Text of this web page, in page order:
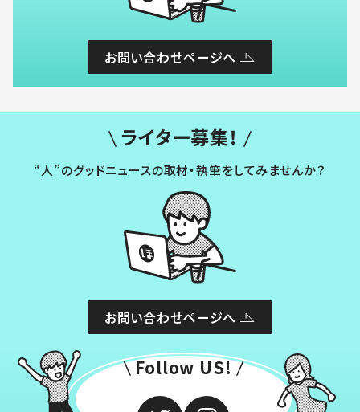
お問い合わせページへ
ライター募集！
“人”のグッドニュースの取材・執筆をしてみませんか？
お問い合わせページへ
Follow US!